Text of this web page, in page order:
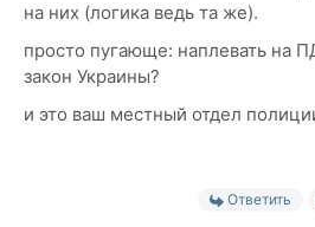
на них (логика ведь та же).
просто пугающе: наплевать на
закон Украины?
и это ваш местный отдел
Ответить